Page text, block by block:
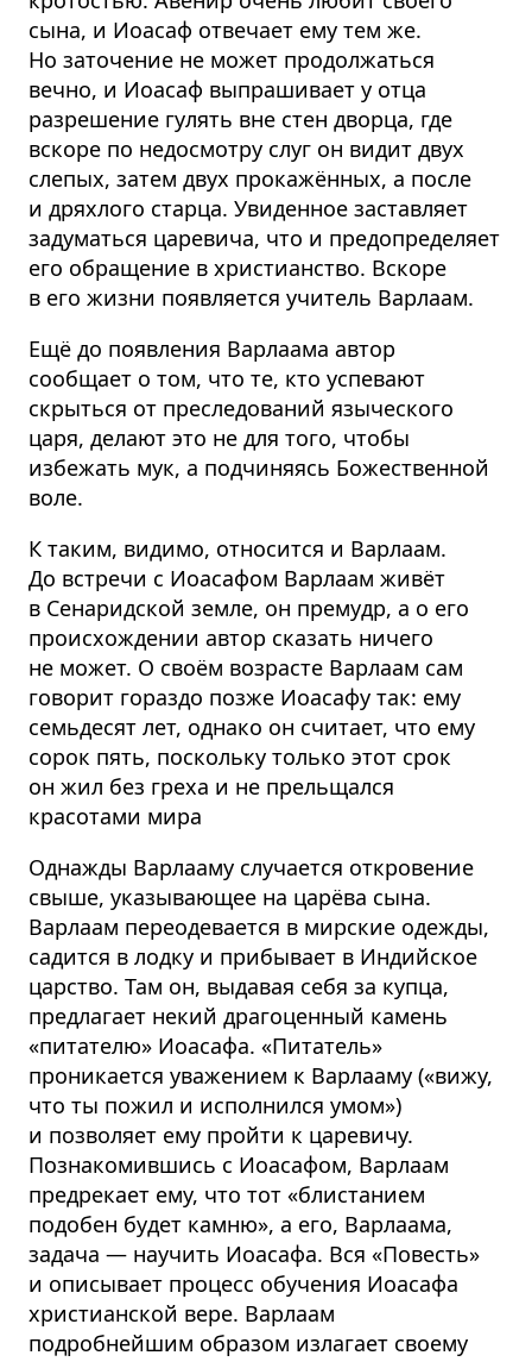
сына, и Иоасаф отвечает ему тем же.
Но заточение не может продолжаться
вечно, и Иоасаф выпрашивает у отца
разрешение гулять вне стен дворца, где
вскоре по недосмотру слуг он видит двух
слепых, затем двух прокажённых, а после
и дряхлого старца. Увиденное заставляет
задуматься царевича, что и предопределяет
его обращение в христианство. Вскоре
в его жизни появляется учитель Варлаам.
Ещё до появления Варлаама автор
сообщает о том, что те, кто успевают
скрыться от преследований языческого
царя, делают это не для того, чтобы
избежать мук, а подчиняясь Божественной
воле.
К таким, видимо, относится и Варлаам.
До встречи с Иоасафом Варлаам живёт
в Сенаридской земле, он премудр, а о его
происхождении автор сказать ничего
не может. О своём возрасте Варлаам сам
говорит гораздо позже Иоасафу так: ему
семьдесят лет, однако он считает, что ему
сорок пять, поскольку только этот срок
он жил без греха и не прельщался
красотами мира
Однажды Варлааму случается откровение
свыше, указывающее на царёва сына.
Варлаам переодевается в мирские одежды,
садится в лодку и прибывает в Индийское
царство. Там он, выдавая себя за купца,
предлагает некий драгоценный камень
«питателю» Иоасафа. «Питатель»
проникается уважением к Варлааму («вижу,
что ты пожил и исполнился умом»)
и позволяет ему пройти к царевичу.
Познакомившись с Иоасафом, Варлаам
предрекает ему, что тот «блистанием
подобен будет камню», а его, Варлаама,
задача — научить Иоасафа. Вся «Повесть»
и описывает процесс обучения Иоасафа
христианской вере. Варлаам
подробнейшим образом излагает своему